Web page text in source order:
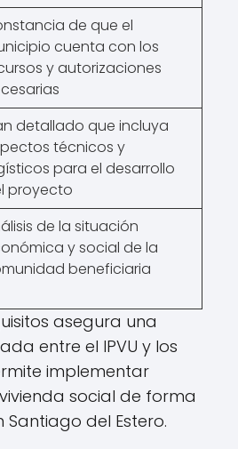
de que el
cuenta con los
y autorizaciones
detallado que incluya
técnicos y
para el desarrollo
proyecto
de la situación
y social de la
beneficiaria
asegura una
entre el IPVU y los
implementar
social de forma
del Estero.